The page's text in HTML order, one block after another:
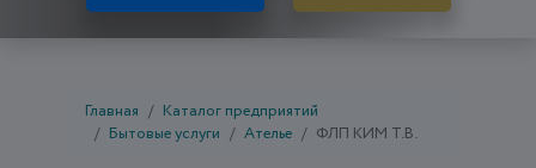
Главная
Каталог предприятий
Бытовые услуги
Ателье ФЛП КИМ Т.В.